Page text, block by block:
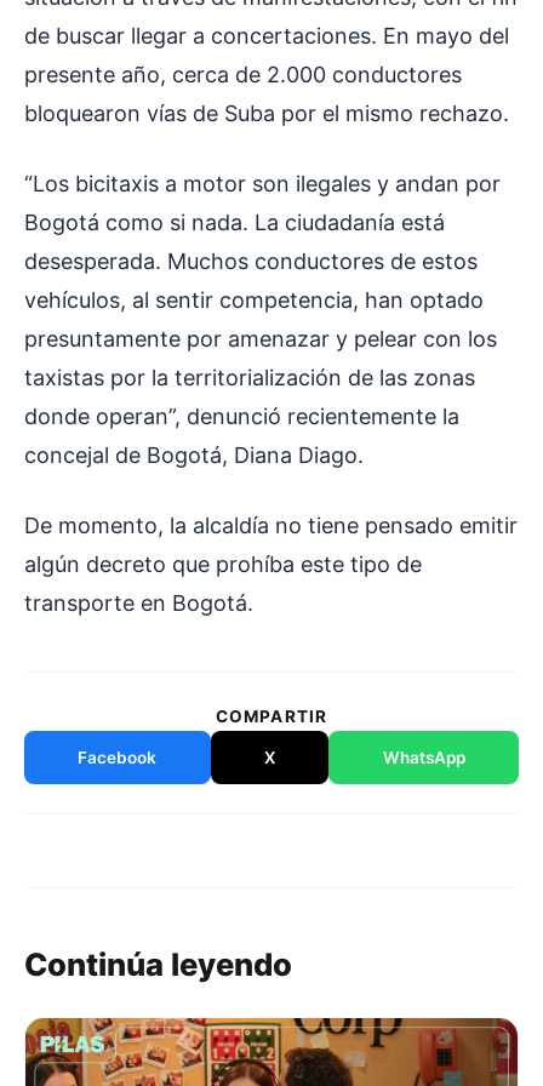
de buscar llegar a concertaciones. En mayo del
presente año, cerca de 2.000 conductores
bloquearon vías de Suba por el mismo rechazo.
“Los bicitaxis a motor son ilegales y andan por
Bogotá como si nada. La ciudadanía está
desesperada. Muchos conductores de estos
vehículos, al sentir competencia, han optado
presuntamente por amenazar y pelear con los
taxistas por la territorialización de las zonas
donde operan”, denunció recientemente la
concejal de Bogotá, Diana Diago.
De momento, la alcaldía no tiene pensado emitir
algún decreto que prohíba este tipo de
transporte en Bogotá.
COMPARTIR
Facebook X WhatsApp
Continúa leyendo